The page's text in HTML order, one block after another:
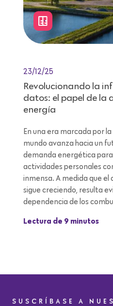
23/12/25
Revolucionando la
datos: el papel de la
energía
En una era marcada por
mundo avanza hacia un
demanda energética
actividades personales
inmensa. A medida que el
sigue creciendo, resulta
dependencia de los
Lectura de 9 minutos
SUSCRÍBASE A